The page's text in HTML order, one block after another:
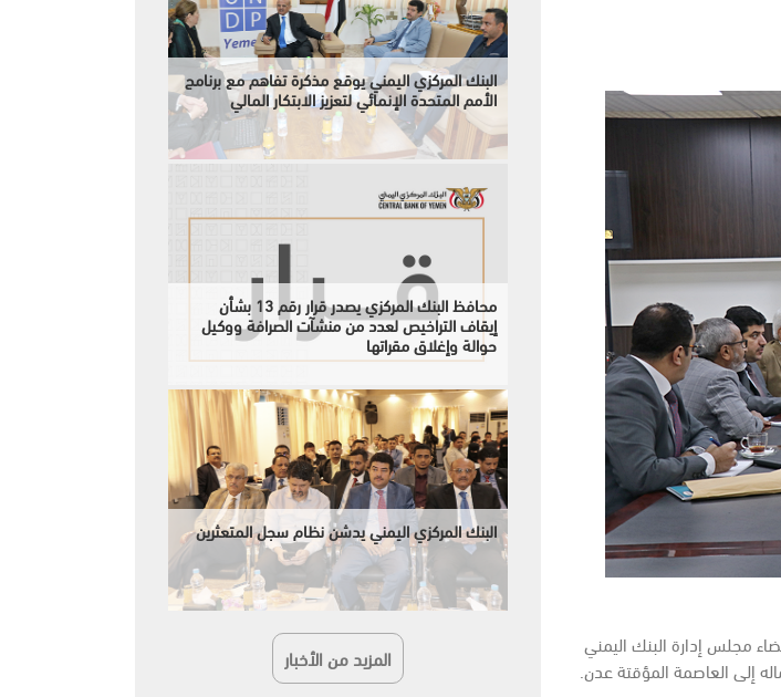
اليوم الثلاثاء الموافق 23 يونيو 2026، رئيس وأعضاء مجلس إدارة البنك اليمني
إلى العاصمة المؤقتة عدن.
البنك المركزي اليمني يوقع مذكرة تفاهم مع برنامج
الأمم المتحدة الإنمائي لتعزيز الابتكار المالي
محافظ البنك المركزي يصدر قرار رقم 13 بشأن
إيقاف التراخيص لعدد من منشآت الصرافة ووكيل
حوالة وإغلاق مقراتها
البنك المركزي اليمني يدشن نظام سجل المتعثرين
المزيد من الأخبار